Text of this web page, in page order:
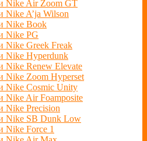
Nike Air Zoom GT
Nike A’ja Wilson
Nike Book
Nike PG
Nike Greek Freak
Nike Hyperdunk
Nike Renew Elevate
Nike Zoom Hyperset
Nike Cosmic Unity
Nike Air Foamposite
Nike Precision
Nike SB Dunk Low
Nike Force 1